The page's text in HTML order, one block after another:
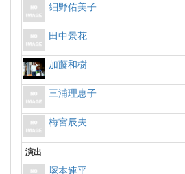
細野佑美子
田中景花
加藤和樹
三浦理恵子
梅宮辰夫
演出
塚本連平